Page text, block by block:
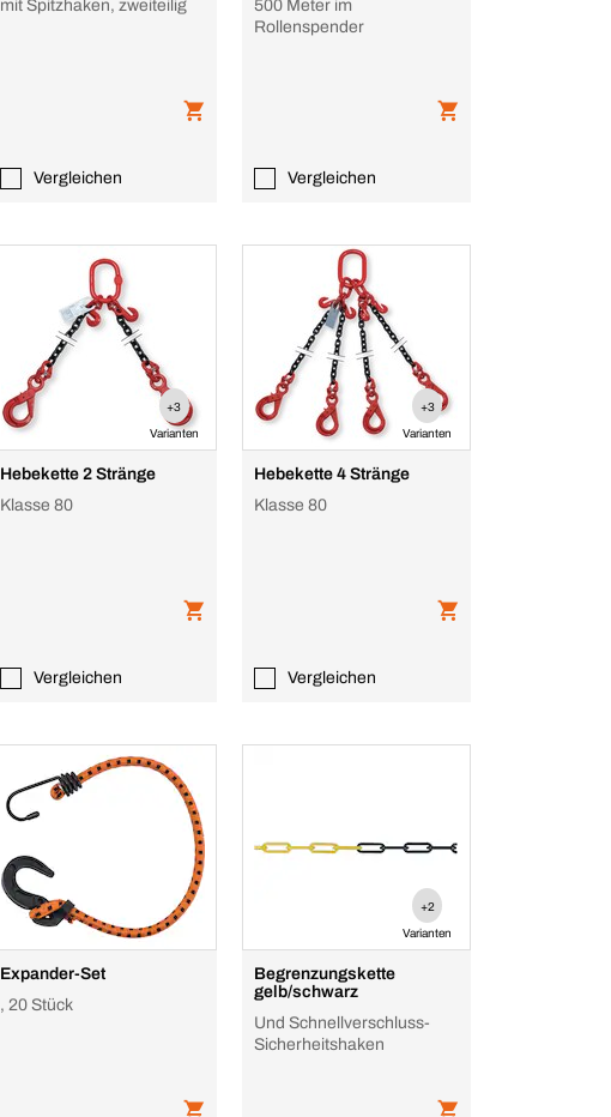
mit Spitzhaken, zweiteilig
Vergleichen
500 Meter im
Rollenspender
Vergleichen
+3
Varianten
Hebekette 2 Stränge
Klasse 80
Vergleichen
+3
Varianten
Hebekette 4 Stränge
Klasse 80
Vergleichen
Expander-Set
, 20 Stück
+2
Varianten
Begrenzungskette
gelb/schwarz
Und Schnellverschluss-
Sicherheitshaken